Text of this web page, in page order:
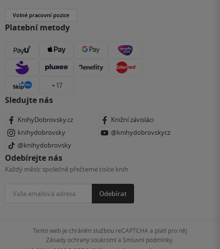
Volné pracovní pozice
Platební metody
+ 17
Sledujte nás
KnihyDobrovsky.cz
Knižní závisláci
knihydobrovsky
@knihydobrovskycz
@knihydobrovsky
Odebírejte nás
Každý měsíc společně přečteme tisíce knih
Odebírat
Tento web je chráněn službou reCAPTCHA a platí pro něj
Zásady ochrany soukromía Smluvní podmínky